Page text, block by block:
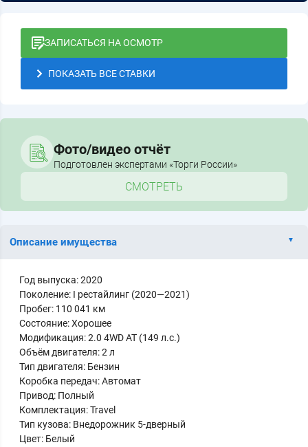
ЗАПИСАТЬСЯ НА ОСМОТР
ПОКАЗАТЬ ВСЕ СТАВКИ
Фото/видео отчёт
Подготовлен экспертами «Торги России»
СМОТРЕТЬ
Описание имущества
Год выпуска: 2020
Поколение: I рестайлинг (2020—2021)
Пробег: 110 041 км
Состояние: Хорошее
Модификация: 2.0 4WD AT (149 л.с.)
Объём двигателя: 2 л
Тип двигателя: Бензин
Коробка передач: Автомат
Привод: Полный
Комплектация: Travel
Тип кузова: Внедорожник 5-дверный
Цвет: Белый